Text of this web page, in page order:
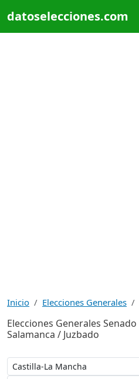
datoselecciones.com
Inicio Elecciones Generales
Elecciones Generales
Salamanca / Juzbado